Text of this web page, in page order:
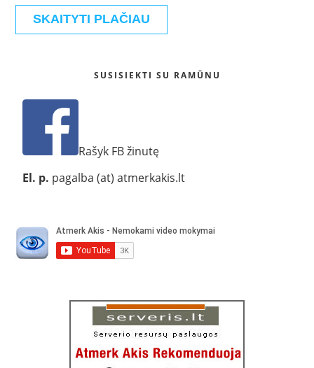
SKAITYTI PLAČIAU
SUSISIEKTI SU RAMŪNU
Rašyk FB žinutę
El. p. pagalba (at) atmerkakis.lt